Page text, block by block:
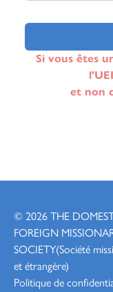
7263-6897 - All
2522-6432 - All
3547-2604 - All
Southport
8336-6609 - All
1383-0112 - All
3560-6458 - All
Si vous êtes
et non
© 2026 THE
FOREIGN
SOCIETY(Société
et étrangère)
Politique de